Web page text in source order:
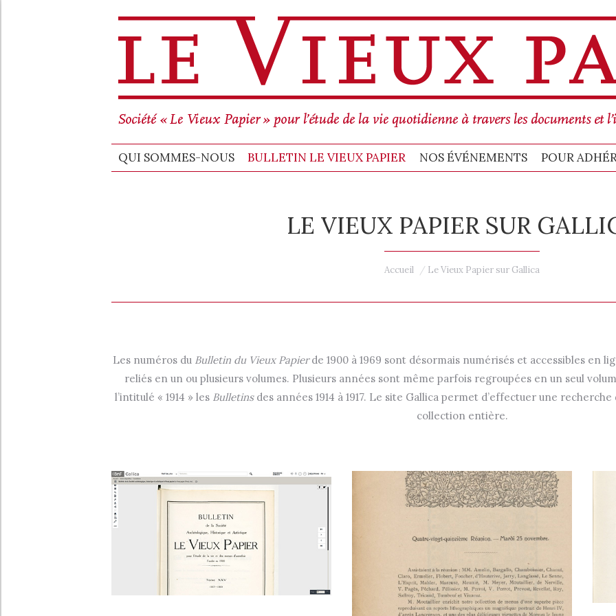
QUI SOMMES-NOUS BULLETIN LE VIEUX PAPIER NOS ÉVÉNEMENTS POUR
LE VIEUX PAPIER SUR
Vous êtes ici :
Accueil Le Vieux Papier sur Gallica
Les numéros du Bulletin du Vieux Papierde 1900 à 1969 sont désormais numérisés et accessibles en
reliés en un ou plusieurs volumes. Plusieurs années sont même parfois regroupées en un seul
l’intitulé « 1914 » lesBulletinsdes années 1914 à 1917. Le site Gallica permet d’effectuer une
collection entière.
QUI SOMMES-NOUS BULLETIN LE VIEUX PAPIER
POUR ADHÉRER, C’EST ICI !